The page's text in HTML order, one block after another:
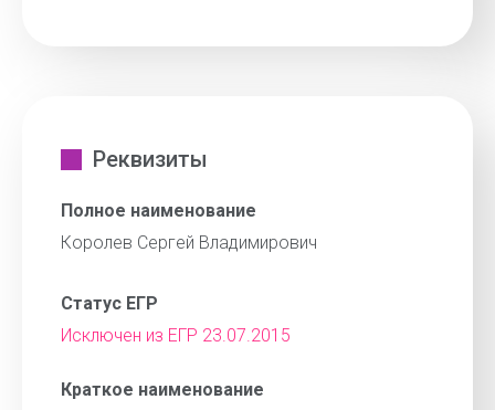
Реквизиты
Полное наименование
Королев Сергей Владимирович
Статус ЕГР
Исключен из ЕГР 23.07.2015
Краткое наименование